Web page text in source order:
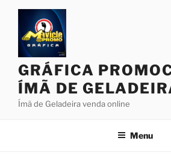
Pular
conteúdo
GRÁFICA
ÍMÃ DE
Ímã de Geladeira venda online
Menu